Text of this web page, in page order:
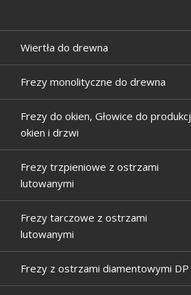
Wiertła do drewna
Frezy monolityczne do drewna
Frezy do okien, Głowice do
okien i drzwi
Frezy trzpieniowe z ostrzami
lutowanymi
Frezy tarczowe z ostrzami
lutowanymi
Frezy z ostrzami diamentowymi DP